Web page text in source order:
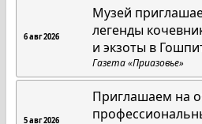
6 авг 2026
Музей
легенды
и экзоты в
Газета «Приазовье»
5 авг 2026
Приглашаем на